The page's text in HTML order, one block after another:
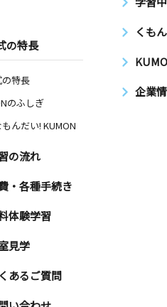
の特長
特長
のふしぎ
んだい! KUMON
の流れ
・各種手続き
体験学習
見学
あるご質問
くも
企業